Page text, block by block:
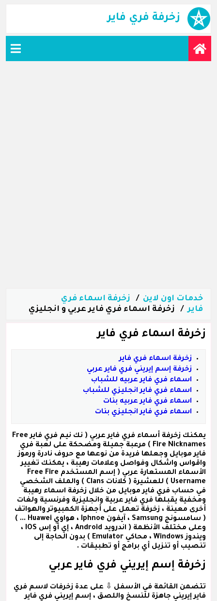
زخرفة فري فاير
خدمات اون لاين
زخرفة اسماء فري
فاير
زخرفة اسماء فري فاير عربي و انجليزي
زخرفة اسماء فري فاير
زخرفة اسماء فري فاير
زخرفة إسم إيريني فري فاير عربي
اسماء فري فاير عربيه للشباب
اسماء فري فاير انجليزي للشباب
اسماء فري فاير عربيه بنات
اسماء فري فاير انجليزي بنات
يمكنك زخرفة أسماء فري فاير عربي
( نك نيم فري فاير Free
Fire Nicknames ) مرعبة جميلة ومضحكة على لعبة فري
فاير موبايل وجعلها فريدة من نوعها مع حروف نادرة ورموز
واقواس واشكال وفواصل وعلامات رهيبة ، يمكنك تغيير
الأسماء المستعارة عربي
( إسم المستخدم Free Fire
Username )
للعشيرة ( كلانات Clans )
والملف الشخصي
في حساب فري فاير موبايل من خلال زخرفة اسماء رهيبة
ومخفية يقبلها فري فاير عربية وانجليزية وفرنسية ولغات
أخرى معينة ، زخرفة تعمل على أجهزة الكمبيوتر والهواتف
( سامسونج Samsung ، آيفون Iphnoe ، هواوي Huawei ... )
وعلى مختلف الأنظمة ( اندرويد Android ، إي أو إس IOS ،
ويندوز Windows ، محاكي Emulator ) بدون الحاجة إلى
تنصيب أو تنزيل أي برامج أو تطبيقات .
زخرفة إسم إيريني فري فاير عربي
تتضمن القائمة في الأسفل ⇩ على عدة زخرفات لاسم فري
فاير إيريني جاهزة للنسخ واللصق ،إسم إيريني فري فاير